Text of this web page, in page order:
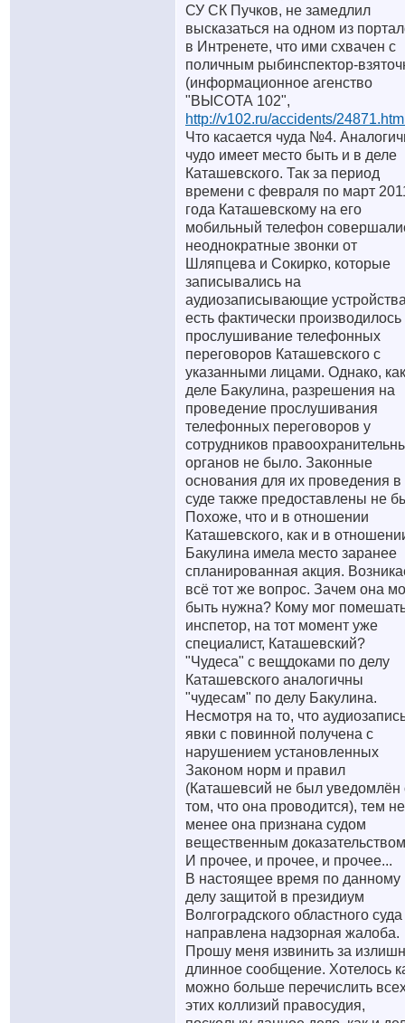
СУ СК Пучков, не замедлил
высказаться на одном из
в Интренете, что ими схвачен с
поличным рыбинспектор-
(информационное агенство
"ВЫСОТА 102",
http://v102.ru/accidents/
Что касается чуда №4.
чудо имеет место быть и в деле
Каташевского. Так за период
времени с февраля по март
года Каташевскому на его
мобильный телефон
неоднократные звонки от
Шляпцева и Сокирко, которые
записывались на
аудиозаписывающие
есть фактически производилось
прослушивание телефонных
переговоров Каташевского с
указанными лицами. Однако,
деле Бакулина, разрешения на
проведение прослушивания
телефонных переговоров у
сотрудников
органов не было. Законные
основания для их проведения в
суде также предоставлены не
Похоже, что и в отношении
Каташевского, как и в
Бакулина имела место заранее
спланированная акция.
всё тот же вопрос. Зачем она
быть нужна? Кому мог
инспетор, на тот момент уже
специалист, Каташевский?
"Чудеса" с вещдоками по делу
Каташевского аналогичны
"чудесам" по делу Бакулина.
Несмотря на то, что
явки с повинной получена с
нарушением установленных
Законом норм и правил
(Каташевсий не был уведомлён
том, что она проводится), тем не
менее она признана судом
вещественным
И прочее, и прочее, и прочее...
В настоящее время по данному
делу защитой в президиум
Волгоградского областного суда
направлена надзорная жалоба.
Прошу меня извинить за
длинное сообщение. Хотелось
можно больше перечислить
этих коллизий правосудия,